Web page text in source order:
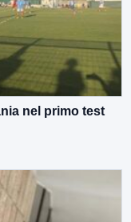
nel primo test